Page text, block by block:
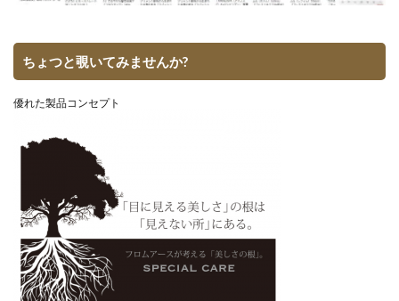
ちょつと覗いてみませんか?
優れた製品コンセプト